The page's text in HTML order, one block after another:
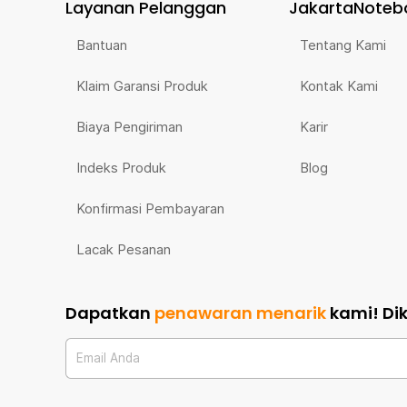
Layanan Pelanggan
Bantuan
Klaim Garansi Produk
Biaya Pengiriman
Indeks Produk
Konfirmasi Pembayaran
Lacak Pesanan
Tentang Kami
Kontak Kami
Karir
Blog
Dapatkan penawaran menarik kami!
Email Anda